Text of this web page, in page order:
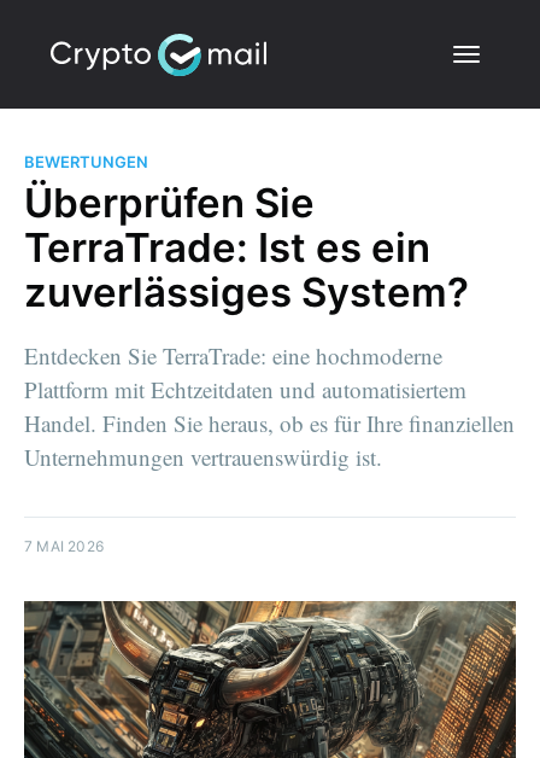
BEWERTUNGEN
Überprüfen Sie
TerraTrade: Ist es ein
zuverlässiges System?
Entdecken Sie TerraTrade: eine hochmoderne
Plattform mit Echtzeitdaten und automatisiertem
Handel. Finden Sie heraus, ob es für Ihre finanziellen
Unternehmungen vertrauenswürdig ist.
7 MAI 2026